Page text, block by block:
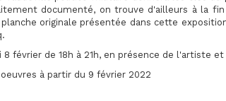
documenté, on trouve d'ailleurs à la
planche originale présentée dans cette
8 février de 18h à 21h, en présence de l'artiste
à partir du 9 février 2022